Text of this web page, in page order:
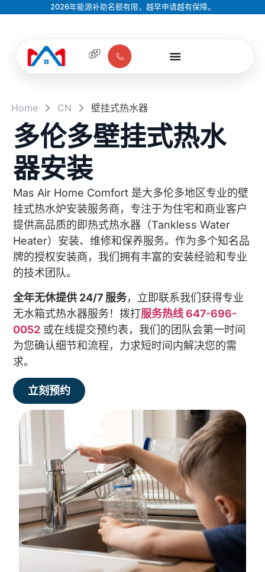
2026年能源补助名额有限，越早申请越有保障。
Home CN 壁挂式热水器
多伦多壁挂式热水
器安装
Mas Air Home Comfort 是大多伦多地区专业的壁
挂式热水炉安装服务商，专注于为住宅和商业客户
提供高品质的即热式热水器（Tankless Water
Heater）安装、维修和保养服务。作为多个知名品
牌的授权安装商，我们拥有丰富的安装经验和专业
的技术团队。
全年无休提供 24/7 服务，立即联系我们获得专业
无水箱式热水器服务！拨打服务热线 647-696-
0052 或在线提交预约表，我们的团队会第一时间
为您确认细节和流程，力求短时间内解决您的需
求。
立刻预约